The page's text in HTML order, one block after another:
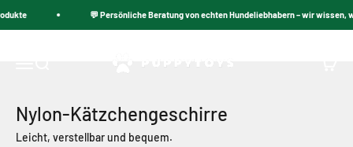
💬 Persönliche Beratung von echten Hundeliebhabern – wir wissen,
Navigationsmenü öffnen
unseren Katzengeschirren erwarten!
Nylon-Kätzchengeschirre
Leicht, verstellbar und bequem.